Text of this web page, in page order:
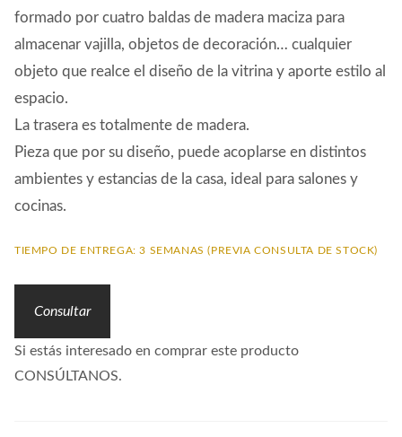
formado por cuatro baldas de madera maciza para
almacenar vajilla, objetos de decoración… cualquier
objeto que realce el diseño de la vitrina y aporte estilo al
espacio.
La trasera es totalmente de madera.
Pieza que por su diseño, puede acoplarse en distintos
ambientes y estancias de la casa, ideal para salones y
cocinas.
TIEMPO DE ENTREGA: 3 SEMANAS (PREVIA CONSULTA DE STOCK)
Consultar
Si estás interesado en comprar este producto
CONSÚLTANOS.